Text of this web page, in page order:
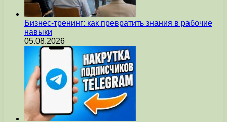
Бизнес-тренинг: как превратить знания в рабочие
навыки
05.08.2026